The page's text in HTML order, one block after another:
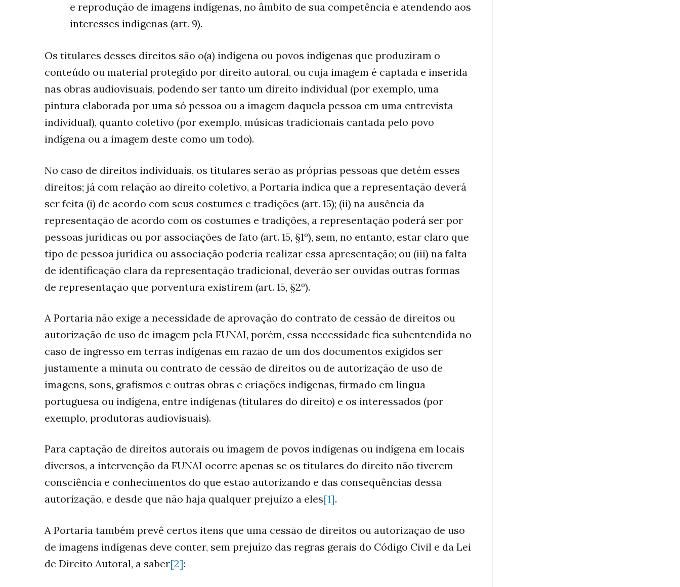
e reprodução de imagens indígenas, no âmbito de sua competência e atendendo aos
interesses indígenas (art. 9).
Os titulares desses direitos são o(a) indígena ou povos indígenas que produziram o
conteúdo ou material protegido por direito autoral, ou cuja imagem é captada e inserida
nas obras audiovisuais, podendo ser tanto um direito individual (por exemplo, uma
pintura elaborada por uma só pessoa ou a imagem daquela pessoa em uma entrevista
individual), quanto coletivo (por exemplo, músicas tradicionais cantada pelo povo
indígena ou a imagem deste como um todo).
No caso de direitos individuais, os titulares serão as próprias pessoas que detém esses
direitos; já com relação ao direito coletivo, a Portaria indica que a representação deverá
ser feita (i) de acordo com seus costumes e tradições (art. 15); (ii) na ausência da
representação de acordo com os costumes e tradições, a representação poderá ser por
pessoas jurídicas ou por associações de fato (art. 15, §1º), sem, no entanto, estar claro que
tipo de pessoa jurídica ou associação poderia realizar essa apresentação; ou (iii) na falta
de identificação clara da representação tradicional, deverão ser ouvidas outras formas
de representação que porventura existirem (art. 15, §2º).
A Portaria não exige a necessidade de aprovação do contrato de cessão de direitos ou
autorização de uso de imagem pela FUNAI, porém, essa necessidade fica subentendida no
caso de ingresso em terras indígenas em razão de um dos documentos exigidos ser
justamente a minuta ou contrato de cessão de direitos ou de autorização de uso de
imagens, sons, grafismos e outras obras e criações indígenas, firmado em língua
portuguesa ou indígena, entre indígenas (titulares do direito) e os interessados (por
exemplo, produtoras audiovisuais).
Para captação de direitos autorais ou imagem de povos indígenas ou indígena em locais
diversos, a intervenção da FUNAI ocorre apenas se os titulares do direito não tiverem
consciência e conhecimentos do que estão autorizando e das consequências dessa
autorização, e desde que não haja qualquer prejuízo a eles[1].
A Portaria também prevê certos itens que uma cessão de direitos ou autorização de uso
de imagens indígenas deve conter, sem prejuízo das regras gerais do Código Civil e da Lei
de Direito Autoral, a saber[2]: